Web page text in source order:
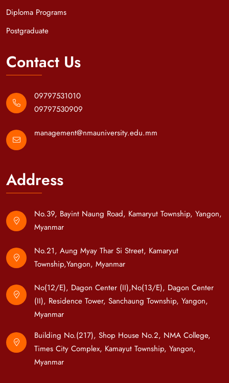
Diploma Programs
Postgraduate
Contact Us
09797531010
09797530909
management@nmauniversity.edu.mm
Address
No.39, Bayint Naung Road, Kamaryut Township, Yangon,
Myanmar
No.21, Aung Myay Thar Si Street, Kamaryut
Township,Yangon, Myanmar
No(12/E), Dagon Center (II),No(13/E), Dagon Center
(II), Residence Tower, Sanchaung Township, Yangon,
Myanmar
Building No.(217), Shop House No.2, NMA College,
Times City Complex, Kamayut Township, Yangon,
Myanmar